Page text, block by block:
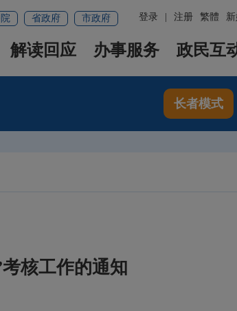
繁體
登录 注册
省政府 市政府
解读回应 办事服务 政民互
长者模式
核工作的通知